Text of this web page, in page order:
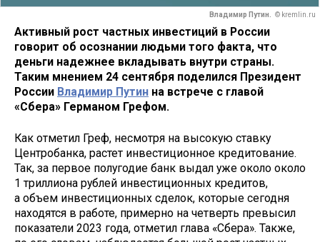
Владимир Путин. © kremlin.ru
Активный рост частных инвестиций в России
говорит об осознании людьми того факта, что
деньги надежнее вкладывать внутри страны.
Таким мнением 24 сентября поделился Президент
России Владимир Путин на встрече с главой
«Сбера» Германом Грефом.
Как отметил Греф, несмотря на высокую ставку
Центробанка, растет инвестиционное кредитование.
Так, за первое полугодие банк выдал уже около около
1 триллиона рублей инвестиционных кредитов,
а объем инвестиционных сделок, которые сегодня
находятся в работе, примерно на четверть превысил
показатели 2023 года, отметил глава «Сбера». Также,